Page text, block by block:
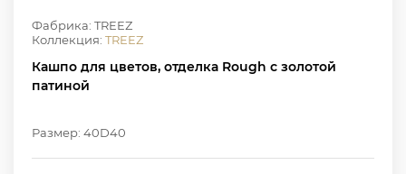
Фабрика: TREEZ
Коллекция: TREEZ
Кашпо для цветов, отделка Rough с золотой
патиной
Размер: 40D40